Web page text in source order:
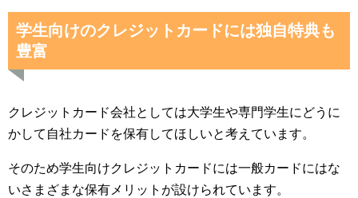
学生向けのクレジットカードには独自特典も
豊富
クレジットカード会社としては大学生や専門学生にどうに
かして自社カードを保有してほしいと考えています。
そのため学生向けクレジットカードには一般カードにはな
いさまざまな保有メリットが設けられています。